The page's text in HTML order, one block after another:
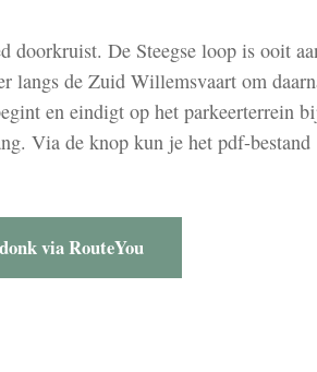
doorkruist. De Steegse loop is ooit
langs de Zuid Willemsvaart om
en eindigt op het parkeerterrein
Via de knop kun je het pdf-bestand
via RouteYou